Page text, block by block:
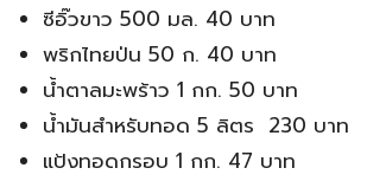
ซีอิ๊วขาว 500 มล. 40 บาท
พริกไทยป่น 50 ก. 40 บาท
น้ำตาลมะพร้าว 1 กก. 50 บาท
น้ำมันสำหรับทอด 5 ลิตร 230 บาท
แป้งทอดกรอบ 1 กก. 47 บาท